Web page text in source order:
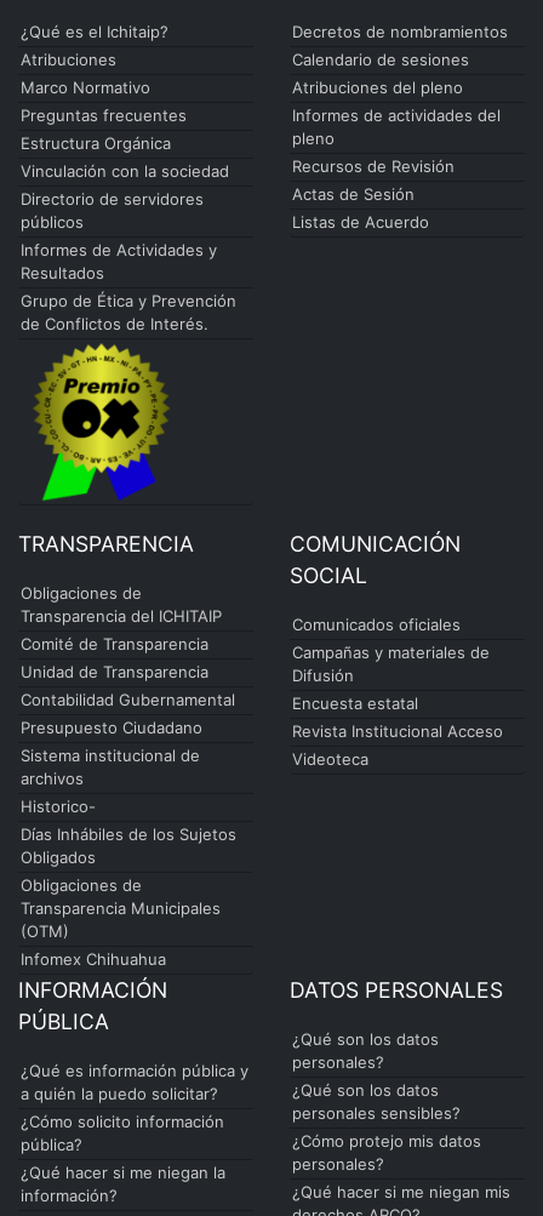
¿Qué es el Ichitaip?
Atribuciones
Marco Normativo
Preguntas frecuentes
Estructura Orgánica
Vinculación con la sociedad
Directorio de servidores
públicos
Informes de Actividades y
Resultados
Grupo de Ética y Prevención
de Conflictos de Interés.
Decretos de nombramientos
Calendario de sesiones
Atribuciones del pleno
Informes de actividades del
pleno
Recursos de Revisión
Actas de Sesión
Listas de Acuerdo
TRANSPARENCIA
Obligaciones de
Transparencia del ICHITAIP
Comité de Transparencia
Unidad de Transparencia
Contabilidad Gubernamental
Presupuesto Ciudadano
Sistema institucional de
archivos
Historico-
Días Inhábiles de los Sujetos
Obligados
Obligaciones de
Transparencia Municipales
(OTM)
Infomex Chihuahua
COMUNICACIÓN
SOCIAL
Comunicados oficiales
Campañas y materiales de
Difusión
Encuesta estatal
Revista Institucional Acceso
Videoteca
INFORMACIÓN
PÚBLICA
¿Qué es información pública y
a quién la puedo solicitar?
¿Cómo solicito información
pública?
¿Qué hacer si me niegan la
información?
DATOS PERSONALES
¿Qué son los datos
personales?
¿Qué son los datos
personales sensibles?
¿Cómo protejo mis datos
personales?
¿Qué hacer si me niegan mis